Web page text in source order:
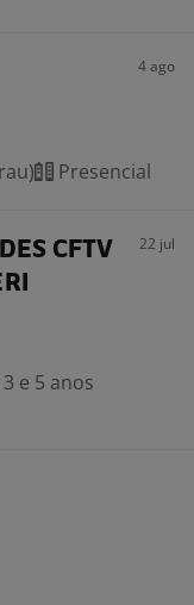
4 ago
Presencial
CFTV
22 jul
e 5 anos